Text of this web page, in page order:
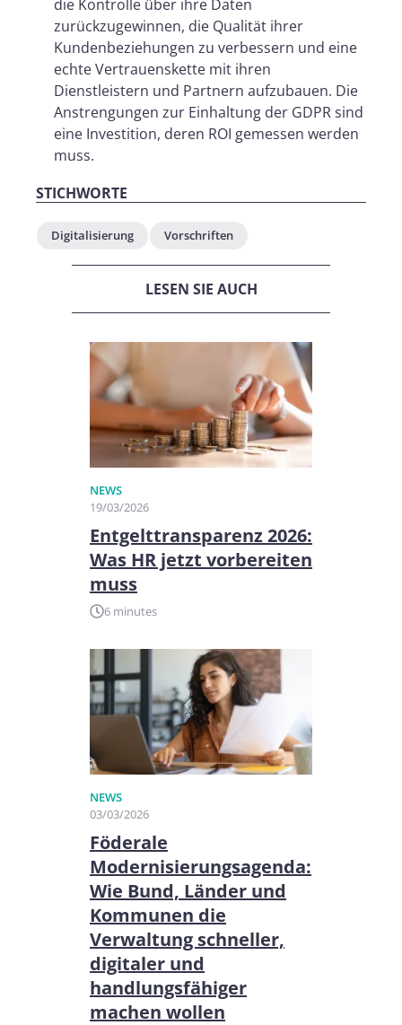
die Kontrolle über ihre Daten
zurückzugewinnen, die Qualität ihrer
Kundenbeziehungen zu verbessern und eine
echte Vertrauenskette mit ihren
Dienstleistern und Partnern aufzubauen. Die
Anstrengungen zur Einhaltung der GDPR sind
eine Investition, deren ROI gemessen werden
muss.
STICHWORTE
Digitalisierung Vorschriften
LESEN SIE AUCH
NEWS
19/03/2026
Entgelttransparenz 2026:
Was HR jetzt vorbereiten
muss
6 minutes
NEWS
03/03/2026
Föderale
Modernisierungsagenda:
Wie Bund, Länder und
Kommunen die
Verwaltung schneller,
digitaler und
handlungsfähiger
machen wollen